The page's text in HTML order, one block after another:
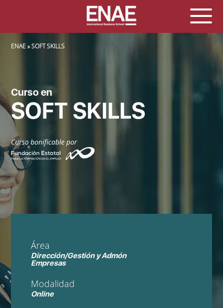
SOBRESCRIBIR ENLACES DE AYUDA A LA NAVEGACIÓN
ENAE SOFT SKILLS
Curso en
SOFT SKILLS
Área
Dirección/Gestión y Admón
Empresas
Modalidad
Online